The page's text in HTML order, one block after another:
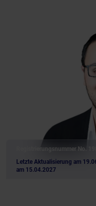
Letzte Aktualisierung am
am 15.04.2027
Registrierungsnummer No.